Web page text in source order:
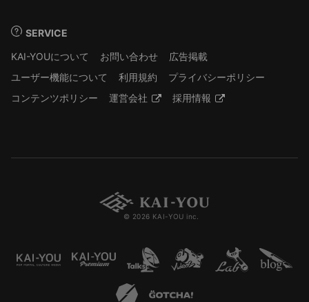
SERVICE
KAI-YOUについて
お問い合わせ
広告掲載
ユーザー機能について
利用規約
プライバシーポリシー
コンテンツポリシー
運営会社 採用情報
© 2026 KAI-YOU inc.